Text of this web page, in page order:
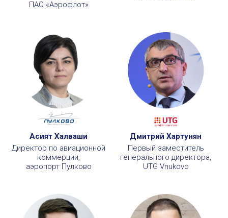
ПАО «Аэрофлот»
Асият Халваши
Директор по авиационной
коммерции,
аэропорт Пулково
Дмитрий Хартунян
Первый заместитель
генерального директора,
UTG Vnukovo